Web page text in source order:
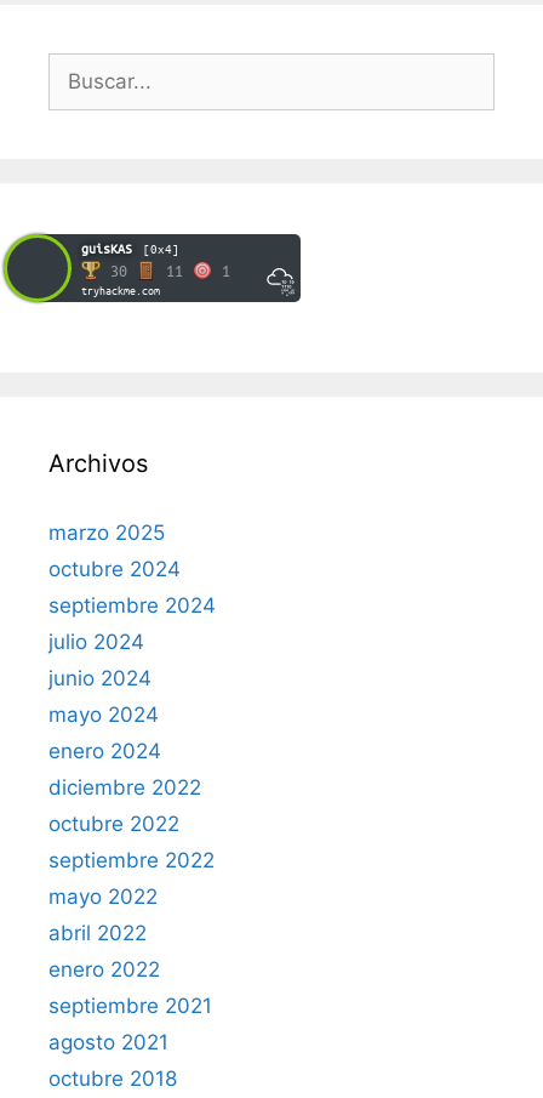
guisKAS [0x4]
30 11 1
tryhackme.com
Archivos
marzo 2025
octubre 2024
septiembre 2024
julio 2024
junio 2024
mayo 2024
enero 2024
diciembre 2022
octubre 2022
septiembre 2022
mayo 2022
abril 2022
enero 2022
septiembre 2021
agosto 2021
octubre 2018